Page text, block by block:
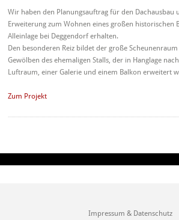
Wir haben den Planungsauftrag für den Dachausbau
Erweiterung zum Wohnen eines großen historischen
Alleinlage bei Deggendorf erhalten.
Den besonderen Reiz bildet der große
Gewölben des ehemaligen Stalls, der in Hanglage
Luftraum, einer Galerie und einem Balkon erweitert
Zum Projekt
Impressum & Datenschutz